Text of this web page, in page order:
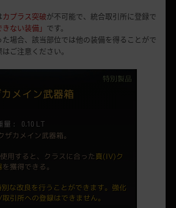
カプラス突破が不可能で、統合取引所に登録で
ない装備」 です。
場合、該当部位では他の装備を得ることがで
ご注意ください。